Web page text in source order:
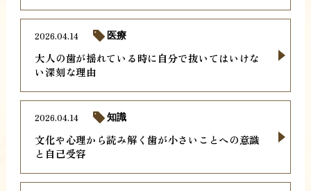
大人の歯が揺れている時に自分で抜いてはいけな
い深刻な理由
2026.04.14 医療
文化や心理から読み解く歯が小さいことへの意識
と自己受容
2026.04.14 知識